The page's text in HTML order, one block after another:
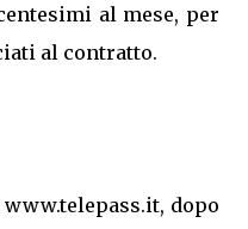
al mese, per
al contratto.
dopo